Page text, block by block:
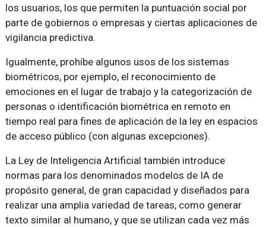
los usuarios, los que permiten la puntuación social por
parte de gobiernos o empresas y ciertas aplicaciones de
vigilancia predictiva.
Igualmente, prohíbe algunos usos de los sistemas
biométricos, por ejemplo, el reconocimiento de
emociones en el lugar de trabajo y la categorización de
personas o identificación biométrica en remoto en
tiempo real para fines de aplicación de la ley en espacios
de acceso público (con algunas excepciones).
La Ley de Inteligencia Artificial también introduce
normas para los denominados modelos de IA de
propósito general, de gran capacidad y diseñados para
realizar una amplia variedad de tareas, como generar
texto similar al humano, y que se utilizan cada vez más